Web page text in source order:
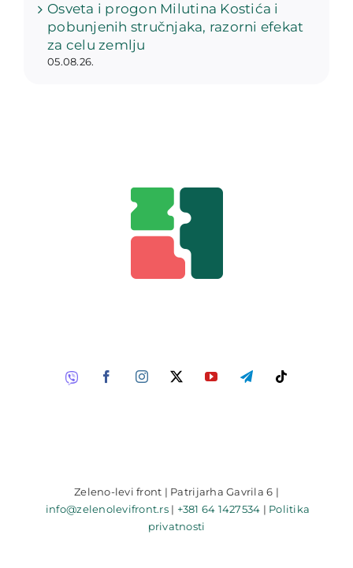
Osveta i progon Milutina Kostića i
pobunjenih stručnjaka, razorni efekat
za celu zemlju
05.08.26.
Zeleno-levi front | Patrijarha Gavrila 6 |
info@zelenolevifront.rs| +381 64 1427534 | Politika
privatnosti